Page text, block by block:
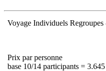
Voyage Individuels
Prix par personne
base 10/14 participants =